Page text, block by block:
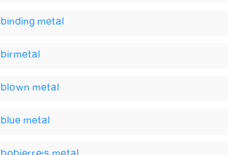
binding metal
birmetal
blown metal
blue metal